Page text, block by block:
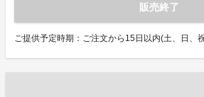
販売終了
ご提供予定時期：ご注文から15日以内(土、日、